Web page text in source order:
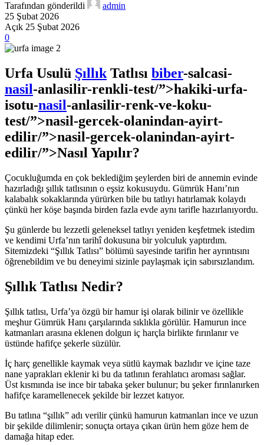
Tarafından gönderildi
admin
25 Şubat 2026
Açık 25 Şubat 2026
0
Urfa Usulü Şıllık Tatlısı biber-salcasi-
nasil-anlasilir-renkli-test/”>hakiki-urfa-
isotu-nasil-anlasilir-renk-ve-koku-
test/”>nasil-gercek-olanindan-ayirt-
edilir/”>nasil-gercek-olanindan-ayirt-
edilir/”>Nasıl Yapılır?
Çocukluğumda en çok beklediğim şeylerden biri de annemin evinde
hazırladığı şıllık tatlısının o eşsiz kokusuydu. Gümrük Hanı’nın
kalabalık sokaklarında yürürken bile bu tatlıyı hatırlamak kolaydı
çünkü her köşe başında birden fazla evde aynı tarifle hazırlanıyordu.
Şu günlerde bu lezzetli geleneksel tatlıyı yeniden keşfetmek istedim
ve kendimi Urfa’nın tarihî dokusuna bir yolculuk yaptırdım.
Sitemizdeki “Şıllık Tatlısı” bölümü sayesinde tarifin her ayrıntısını
öğrenebildim ve bu deneyimi sizinle paylaşmak için sabırsızlandım.
Şıllık Tatlısı Nedir?
Şıllık tatlısı, Urfa’ya özgü bir hamur işi olarak bilinir ve özellikle
meşhur Gümrük Hanı çarşılarında sıklıkla görülür. Hamurun ince
katmanları arasına eklenen dolgun iç harçla birlikte fırınlanır ve
üstünde hafifçe şekerle süzülür.
İç harç genellikle kaymak veya sütlü kaymak bazlıdır ve içine taze
nane yaprakları eklenir ki bu da tatlının ferahlatıcı aroması sağlar.
Üst kısmında ise ince bir tabaka şeker bulunur; bu şeker fırınlanırken
hafifçe karamellenecek şekilde bir lezzet katıyor.
Bu tatlına “şıllık” adı verilir çünkü hamurun katmanları ince ve uzun
bir şekilde dilimlenir; sonuçta ortaya çıkan ürün hem göze hem de
damağa hitap eder.